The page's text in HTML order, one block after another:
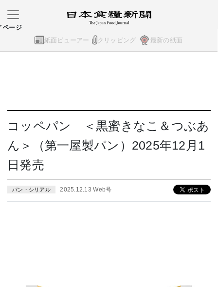
紙面ビューアー クリッピング 最新の紙面
ページ
コッペパン ＜黒蜜きなこ＆つぶあ
ん＞（第一屋製パン）2025年12月1
日発売
パン・シリアル 2025.12.13 Web号